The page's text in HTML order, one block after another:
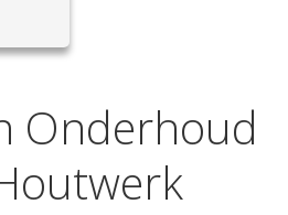
Onderhoud